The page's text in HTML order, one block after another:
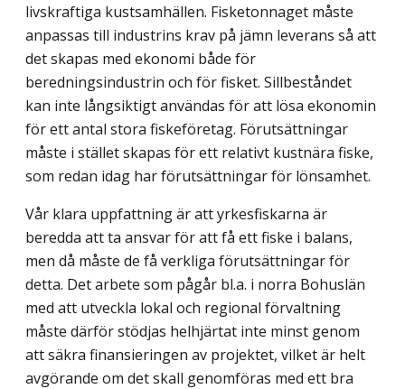
livskraftiga kustsamhällen. Fisketonnaget måste
anpassas till industrins krav på jämn leverans så att
det skapas med ekonomi både för
beredningsindustrin och för fisket. Sillbeståndet
kan inte långsiktigt användas för att lösa ekonomin
för ett antal stora fiskeföretag. Förutsättningar
måste i stället skapas för ett relativt kustnära fiske,
som redan idag har förutsättningar för lönsamhet.
Vår klara uppfattning är att yrkesfiskarna är
beredda att ta ansvar för att få ett fiske i balans,
men då måste de få verkliga förutsättningar för
detta. Det arbete som pågår bl.a. i norra Bohuslän
med att utveckla lokal och regional förvaltning
måste därför stödjas helhjärtat inte minst genom
att säkra finansieringen av projektet, vilket är helt
avgörande om det skall genomföras med ett bra